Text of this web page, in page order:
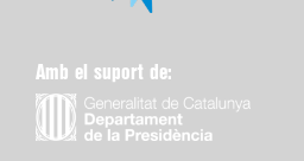
Amb el suport de: